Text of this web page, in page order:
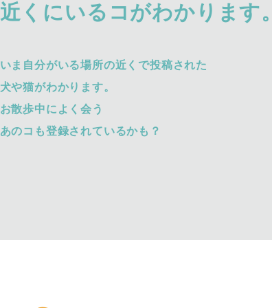
近くにいるコがわかります。
いま自分がいる場所の近くで投稿された
犬や猫がわかります。
お散歩中によく会う
あのコも登録されているかも？